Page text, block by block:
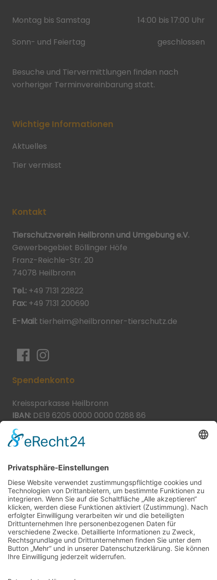
Montag bis Samstag
14:00 bis 17:00 Uhr
Sonn- und Feiertag
geschlossen
Besuche und Tiervermittlungen finden nach
vorheriger Terminvereinbarung statt.
Wichtige Informationen
Aktuelles
Tier vermisst
Kontakt
Tierschutzverein Heilbronn und Umgebung e.V.
Gewerbegebiet Böllinger Höfe
Franz-Reichle-Str. 20
74078 Heilbronn
Tel.: +49 7131 22822
Fax: +49 7131 200690
E-Mail: tierheim@heilbronner-tierschutz.de
Spendenkonto
Kreissparkasse Heilbronn
IBAN: DE19 6205 0000 0000 0288 86
BIC:
Spende direkt via PayPal
JETZT SPENDEN
paypal@heilbronner-tierschutz.de